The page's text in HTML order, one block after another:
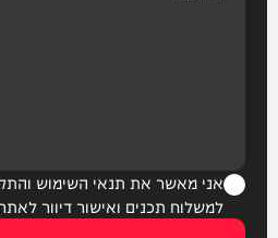
אני מאשר את תנאי השימוש
למשלוח תכנים ואישור דיוור